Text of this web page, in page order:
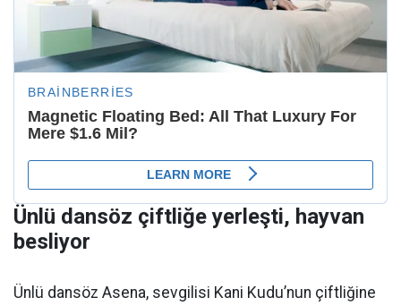
Ünlü dansöz çiftliğe yerleşti, hayvan
besliyor
Ünlü dansöz Asena, sevgilisi Kani Kudu’nun çiftliğine